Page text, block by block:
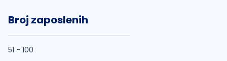
Broj zaposlenih
51 - 100